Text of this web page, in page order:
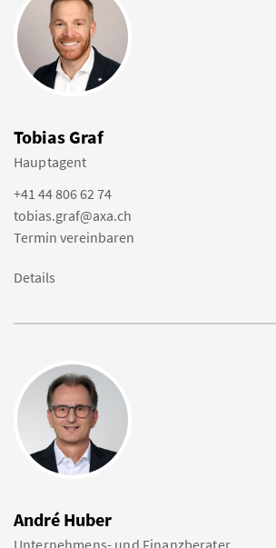
Tobias Graf
Hauptagent
+41 44 806 62 74
tobias.graf@axa.ch
Termin vereinbaren
Details
André Huber
Unternehmens- und Finanzberater